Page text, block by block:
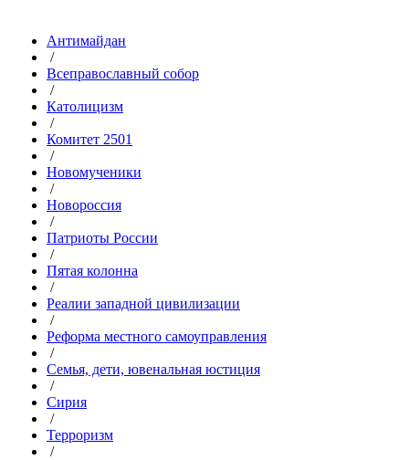
Антимайдан
/
Всеправославный собор
/
Католицизм
/
Комитет 2501
/
Новомученики
/
Новороссия
/
Патриоты России
/
Пятая колонна
/
Реалии западной цивилизации
/
Реформа местного самоуправления
/
Семья, дети, ювенальная юстиция
/
Сирия
/
Терроризм
/